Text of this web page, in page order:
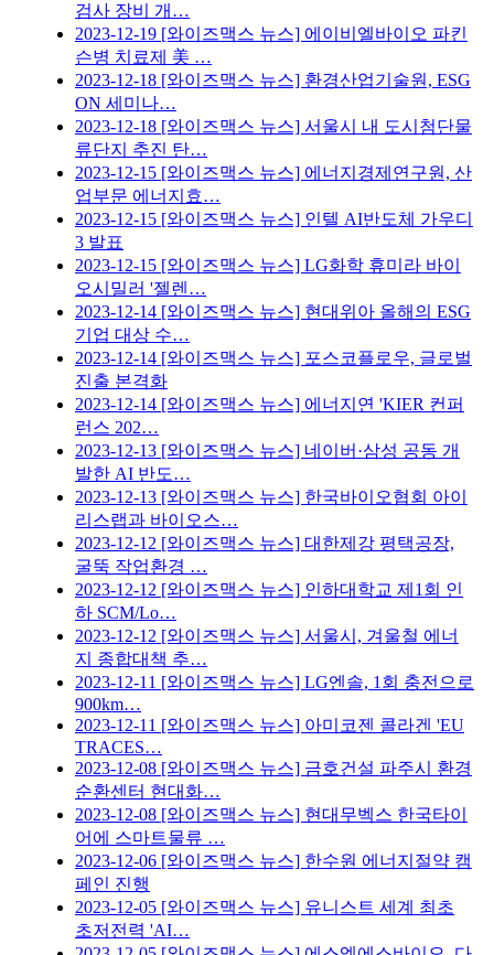
검사 장비 개…
2023-12-19 [와이즈맥스 뉴스] 에이비엘바이오 파킨
슨병 치료제 美 …
2023-12-18 [와이즈맥스 뉴스] 환경산업기술원, ESG
ON 세미나…
2023-12-18 [와이즈맥스 뉴스] 서울시 내 도시첨단물
류단지 추진 탄…
2023-12-15 [와이즈맥스 뉴스] 에너지경제연구원, 산
업부문 에너지효…
2023-12-15 [와이즈맥스 뉴스] 인텔 AI반도체 가우디
3 발표
2023-12-15 [와이즈맥스 뉴스] LG화학 휴미라 바이
오시밀러 '젤렌…
2023-12-14 [와이즈맥스 뉴스] 현대위아 올해의 ESG
기업 대상 수…
2023-12-14 [와이즈맥스 뉴스] 포스코플로우, 글로벌
진출 본격화
2023-12-14 [와이즈맥스 뉴스] 에너지연 'KIER 컨퍼
런스 202…
2023-12-13 [와이즈맥스 뉴스] 네이버·삼성 공동 개
발한 AI 반도…
2023-12-13 [와이즈맥스 뉴스] 한국바이오협회 아이
리스랩과 바이오스…
2023-12-12 [와이즈맥스 뉴스] 대한제강 평택공장,
굴뚝 작업환경 …
2023-12-12 [와이즈맥스 뉴스] 인하대학교 제1회 인
하 SCM/Lo…
2023-12-12 [와이즈맥스 뉴스] 서울시, 겨울철 에너
지 종합대책 추…
2023-12-11 [와이즈맥스 뉴스] LG엔솔, 1회 충전으로
900km…
2023-12-11 [와이즈맥스 뉴스] 아미코젠 콜라겐 'EU
TRACES…
2023-12-08 [와이즈맥스 뉴스] 금호건설 파주시 환경
순환센터 현대화…
2023-12-08 [와이즈맥스 뉴스] 현대무벡스 한국타이
어에 스마트물류 …
2023-12-06 [와이즈맥스 뉴스] 한수원 에너지절약 캠
페인 진행
2023-12-05 [와이즈맥스 뉴스] 유니스트 세계 최초
초저전력 'AI…